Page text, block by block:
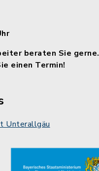
beraten Sie gerne.
einen Termin!
Unterallgäu